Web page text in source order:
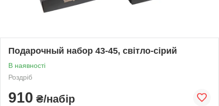
Подарочный набор 43-45, світло-сірий
В наявності
Роздріб
910 ₴/набір